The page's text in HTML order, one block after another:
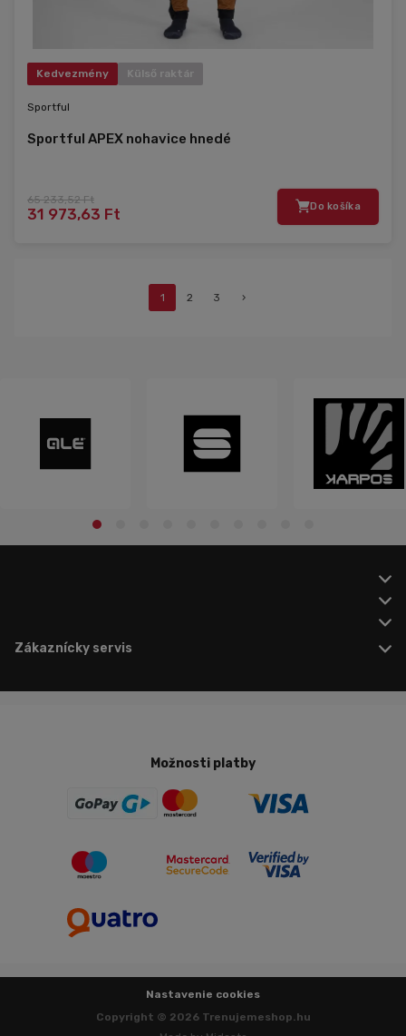
Kedvezmény Külső raktár
Sportful
Sportful APEX nohavice hnedé
65 233,52 Ft
31 973,63 Ft Do košíka
1 2 3 ›
Zákaznícky servis
Možnosti platby
Nastavenie cookies
Copyright © 2026 Trenujemeshop.hu